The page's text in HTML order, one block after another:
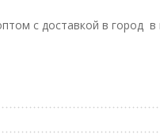
с доставкой в город